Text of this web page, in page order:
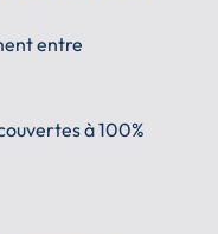
entre
à 100%